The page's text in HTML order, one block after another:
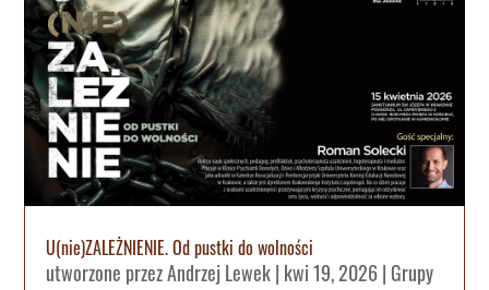
U(nie)ZALEŻNIENIE. Od pustki do wolności
utworzone przezAndrzej Lewek| kwi 19, 2026| Grupy